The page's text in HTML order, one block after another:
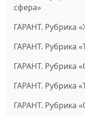
сфера»
ГАРАНТ. Рубрика
ГАРАНТ. Рубрика
ГАРАНТ. Рубрика
ГАРАНТ. Рубрика
ГАРАНТ. Рубрика